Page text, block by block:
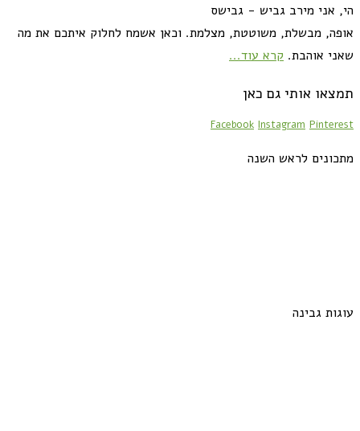
הי, אני מירב גביש - גבישס
אופה, מבשלת, משוטטת, מצלמת. וכאן אשמח לחלוק איתכם את מה
שאני אוהבת. קרא עוד...
תמצאו אותי גם כאן
Facebook Instagram Pinterest
מתכונים לראש השנה
עוגות גבינה